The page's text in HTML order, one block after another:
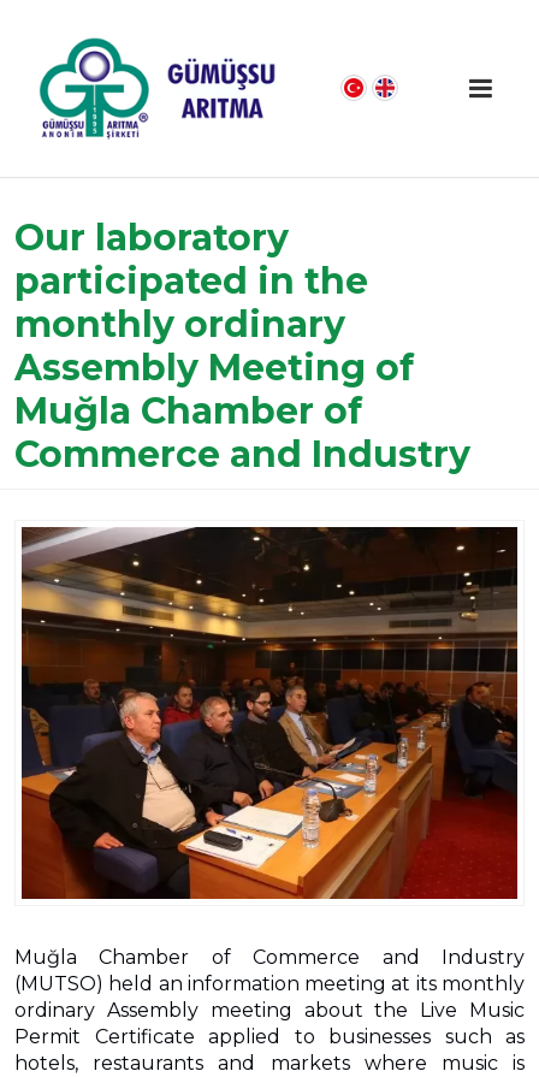
Our laboratory
participated in the
monthly ordinary
Assembly Meeting of
Muğla Chamber of
Commerce and Industry
Muğla Chamber of Commerce and Industry
(MUTSO) held an information meeting at its monthly
ordinary Assembly meeting about the Live Music
Permit Certificate applied to businesses such as
hotels, restaurants and markets where music is